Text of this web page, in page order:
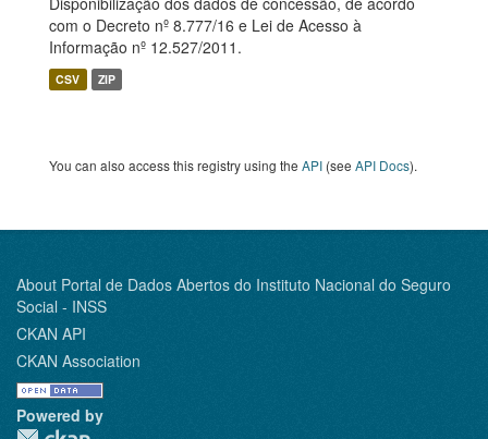
com o Decreto nº 8.777/16 e Lei de Acesso à
Informação nº 12.527/2011.
CSV ZIP
You can also access this registry using the API (see API Docs).
About Portal de Dados Abertos do Instituto Nacional do Seguro
Social - INSS
CKAN API
CKAN Association
Powered by